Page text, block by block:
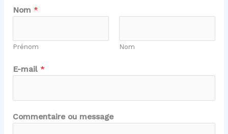
E
-
a
l
E
m
a
i
Nom *
Prénom Nom
E-mail *
Commentaire ou message